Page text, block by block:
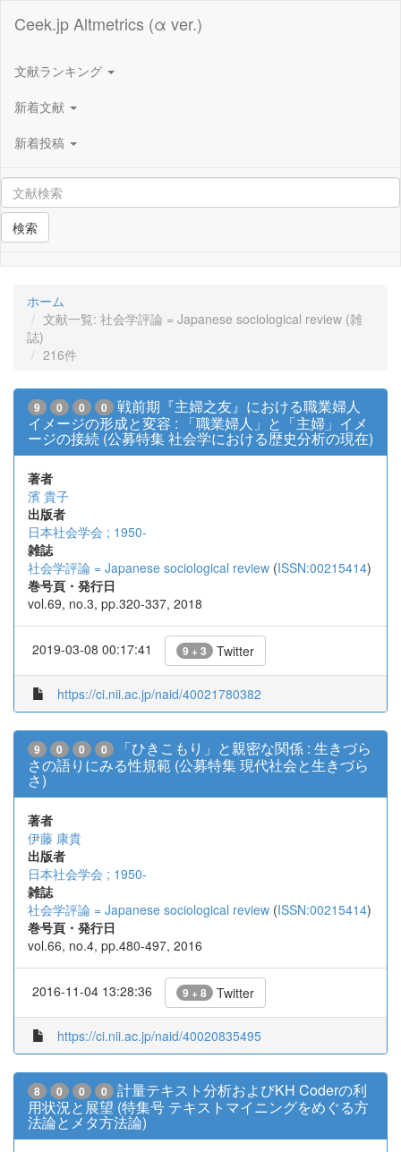
Ceek.jp Altmetrics (α ver.)
文献ランキング
新着文献
新着投稿
検索
ホーム
文献一覧: 社会学評論 = Japanese sociological review (雑
誌)
216件
9 0 0 0
戦前期『主婦之友』における職業婦人
イメージの形成と変容 : 「職業婦人」と「主婦」イメ
ージの接続 (公募特集 社会学における歴史分析の現在)
著者
濱 貴子
出版者
日本社会学会 ; 1950-
雑誌
社会学評論 = Japanese sociological review (ISSN:00215414)
巻号頁・発行日
vol.69, no.3, pp.320-337, 2018
2019-03-08 00:17:41 9 + 3 Twitter
https://ci.nii.ac.jp/naid/40021780382
9 0 0 0
「ひきこもり」と親密な関係 : 生きづら
さの語りにみる性規範 (公募特集 現代社会と生きづら
さ)
著者
伊藤 康貴
出版者
日本社会学会 ; 1950-
雑誌
社会学評論 = Japanese sociological review (ISSN:00215414)
巻号頁・発行日
vol.66, no.4, pp.480-497, 2016
2016-11-04 13:28:36 9 + 8 Twitter
https://ci.nii.ac.jp/naid/40020835495
8 0 0 0
計量テキスト分析およびKH Coderの利
用状況と展望 (特集号 テキストマイニングをめぐる方
法論とメタ方法論)